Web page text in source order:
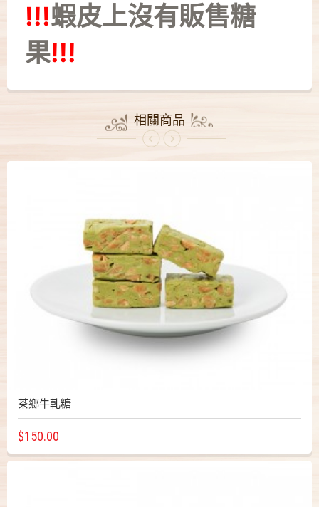
!!!蝦皮上沒有販售糖
果!!!
相關商品
茶鄉牛軋糖
$150.00